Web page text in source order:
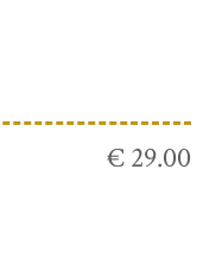
€ 29.00